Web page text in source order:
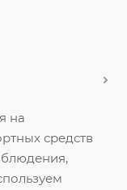
на
средств